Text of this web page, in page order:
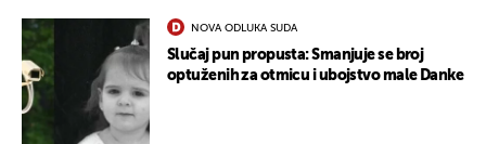
NOVA ODLUKA SUDA
Slučaj pun propusta: Smanjuje se broj
optuženih za otmicu i ubojstvo male Danke